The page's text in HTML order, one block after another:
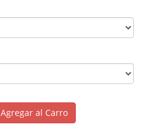
Agregar al Carro